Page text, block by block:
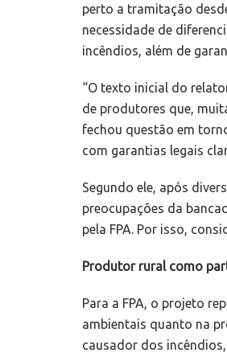
perto a tramitação
necessidade de
incêndios, além de
“O texto inicial do
de produtores que,
fechou questão em
com garantias legais
Segundo ele, após
preocupações da
pela FPA. Por isso,
Produtor rural como
Para a FPA, o projeto
ambientais quanto na
causador dos